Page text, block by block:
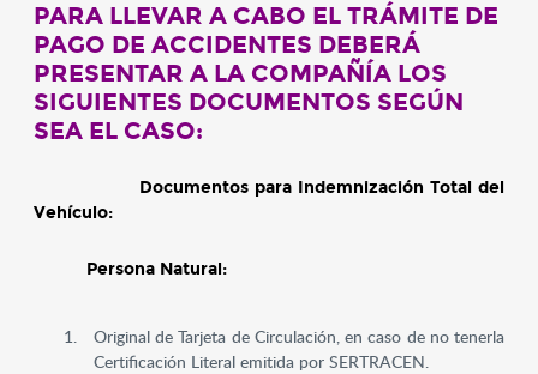
PARA LLEVAR A CABO EL TRÁMITE DE
PAGO DE ACCIDENTES DEBERÁ
PRESENTAR A LA COMPAÑÍA LOS
SIGUIENTES DOCUMENTOS SEGÚN
SEA EL CASO:
Documentos para Indemnización Total del
Vehículo:
Persona Natural:
Original de Tarjeta de Circulación, en caso de no tenerla
Certificación Literal emitida por SERTRACEN.